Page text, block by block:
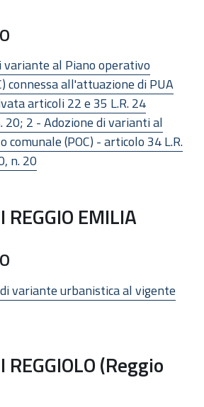
variante al Piano operativo
connessa all'attuazione di PUA
articoli 22 e 35 L.R. 24
20; 2 - Adozione di varianti al
comunale (POC) - articolo 34 L.R.
n. 20
REGGIO EMILIA
variante urbanistica al vigente
REGGIOLO (Reggio